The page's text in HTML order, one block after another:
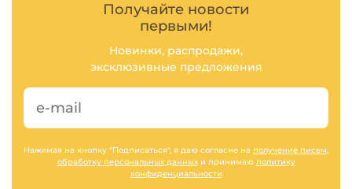
Получайте новости
первыми!
Новинки, распродажи,
эксклюзивные предложения
Нажимая на кнопку "Подписаться", я даю согласие на получение писем,
обработку персональных данныхи принимаю политику
конфиденциальности